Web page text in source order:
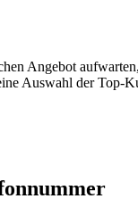
Angebot
Auswahl der Top-